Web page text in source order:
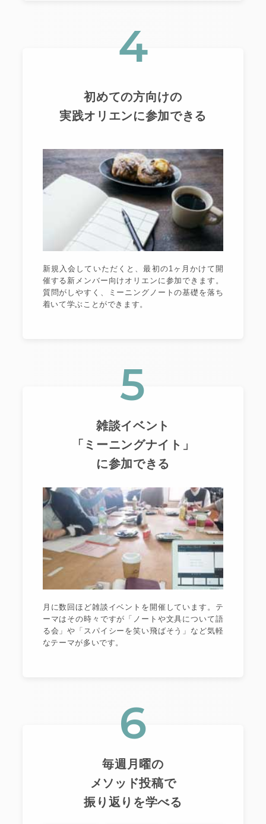
4
初めての方向けの
実践オリエンに参加できる
新規入会していただくと、最初の1ヶ月かけて開
催する新メンバー向けオリエンに参加できます。
質問がしやすく、ミーニングノートの基礎を落ち
着いて学ぶことができます。
5
雑談イベント
「ミーニングナイト」
に参加できる
月に数回ほど雑談イベントを開催しています。テ
ーマはその時々ですが「ノートや文具について語
る会」や「スパイシーを笑い飛ばそう」など気軽
なテーマが多いです。
6
毎週月曜の
メソッド投稿で
振り返りを学べる